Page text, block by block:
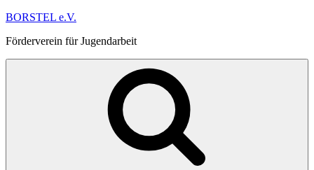
Skip
content
BORSTEL e.V.
Förderverein für Jugendarbeit